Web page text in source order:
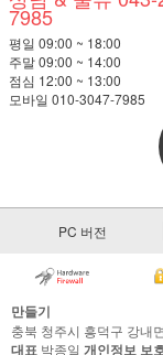
7985
평일 09:00 ~ 18:00
주말 09:00 ~ 14:00
점심 12:00 ~ 13:00
모바일 010-3047-7985
PC 버전
만들기
충북 청주시 흥덕구 강내
대표 박종일 개인정보 보